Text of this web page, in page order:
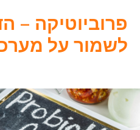
פרוביוטיקה –
לשמור על